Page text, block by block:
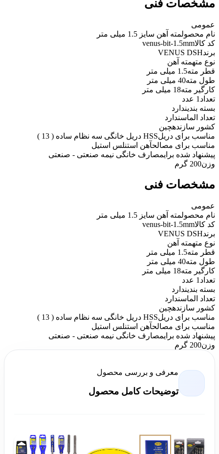
مشخصات فنی
عمومی
نام محصولمته آهن سایز 1.5 میلی متر
کد کالاvenus-bit-1.5mm
برندVENUS DSH
نوع متهمته آهن
قطر مته1.5 میلی متر
طول مته40 میلی متر
کارگیر مته18 میلی متر
تعداد 1 عدد
بسته بندیندارد
تعداد الماسندارد
کشور سازندهچین
مناسب برای دریلHSS دریل خانگی سه نظام ساده ( 13 )
مناسب برای مصالحآهن استنلس استیل
پیشنهاد شده برایمصارف خانگی نیمه صنعتی - صنعتی
وزن200 گرم
مشخصات فنی
عمومی
نام محصولمته آهن سایز 1.5 میلی متر
کد کالاvenus-bit-1.5mm
برندVENUS DSH
نوع متهمته آهن
قطر مته1.5 میلی متر
طول مته40 میلی متر
کارگیر مته18 میلی متر
تعداد 1 عدد
بسته بندیندارد
تعداد الماسندارد
کشور سازندهچین
مناسب برای دریلHSS دریل خانگی سه نظام ساده ( 13 )
مناسب برای مصالحآهن استنلس استیل
پیشنهاد شده برایمصارف خانگی نیمه صنعتی - صنعتی
وزن200 گرم
معرفی و بررسی محصول
توضیحات کامل محصول